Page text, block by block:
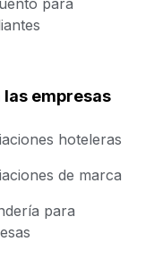
para
las empresas
hoteleras
de marca
para